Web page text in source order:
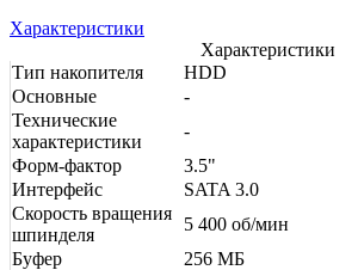
Характеристики
Характеристики
Тип накопителя
HDD
Основные
-
Технические
характеристики
-
Форм-фактор
3.5"
Интерфейс
SATA 3.0
Скорость вращения
шпинделя
5 400 об/мин
Буфер
256 МБ